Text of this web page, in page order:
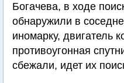
Богачева, в ходе
обнаружили в
иномарку, двигатель
противоугонная
сбежали, идет их